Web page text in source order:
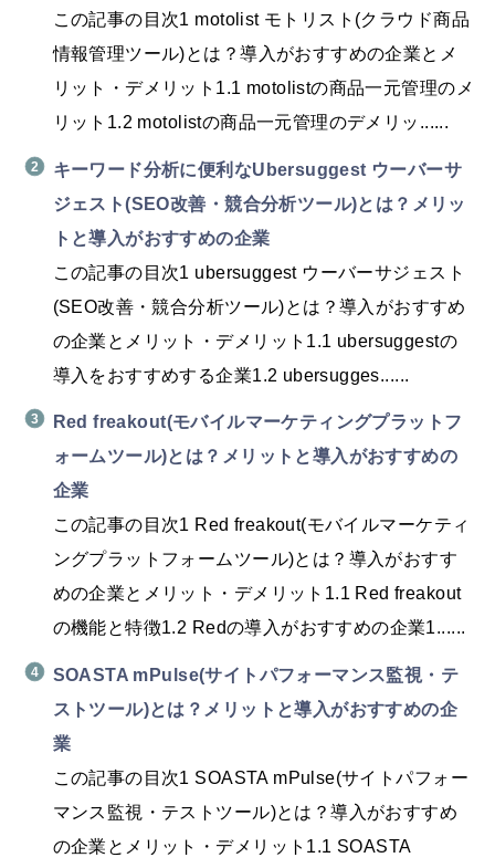
この記事の目次1 motolist モトリスト(クラウド商品
情報管理ツール)とは？導入がおすすめの企業とメ
リット・デメリット1.1 motolistの商品一元管理のメ
リット1.2 motolistの商品一元管理のデメリッ......
キーワード分析に便利なUbersuggest ウーバーサ
ジェスト(SEO改善・競合分析ツール)とは？メリッ
トと導入がおすすめの企業
この記事の目次1 ubersuggest ウーバーサジェスト
(SEO改善・競合分析ツール)とは？導入がおすすめ
の企業とメリット・デメリット1.1 ubersuggestの
導入をおすすめする企業1.2 ubersugges......
Red freakout(モバイルマーケティングプラットフ
ォームツール)とは？メリットと導入がおすすめの
企業
この記事の目次1 Red freakout(モバイルマーケティ
ングプラットフォームツール)とは？導入がおすす
めの企業とメリット・デメリット1.1 Red freakout
の機能と特徴1.2 Redの導入がおすすめの企業1......
SOASTA mPulse(サイトパフォーマンス監視・テ
ストツール)とは？メリットと導入がおすすめの企
業
この記事の目次1 SOASTA mPulse(サイトパフォー
マンス監視・テストツール)とは？導入がおすすめ
の企業とメリット・デメリット1.1 SOASTA